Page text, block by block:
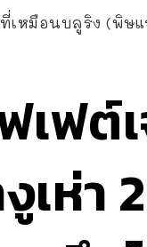
สาวญี่ปุ่นโดนแมวตัวเองกัด ไม่ได้ไปหาหมอตั้งแต่เนิ่นๆ สุดท้ายขาบวม กลายเป็นโรคเนื้อเน่า เตือนทาสแมวทั้งหลายให้ระวัง
ว่างูเห่า 20 เท่า) พอแจ้งร้า
เฟต์
ห่า